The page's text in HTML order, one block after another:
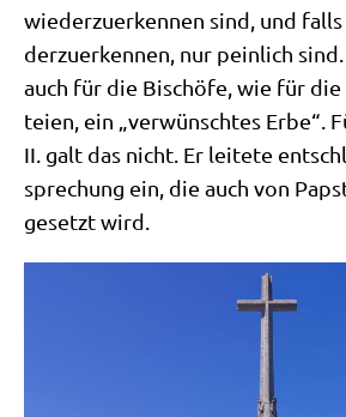
wie­der­zu­er­ken­nen sind, und
der­zu­er­ken­nen, nur pein­lich
auch für die Bischö­fe, wie für
tei­en, ein „ver­wünsch­tes Erbe“.
II. galt das nicht. Er lei­te­te
spre­chung ein, die auch von
ge­setzt wird.